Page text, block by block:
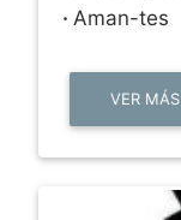
· Aman-tes
VER MÁS